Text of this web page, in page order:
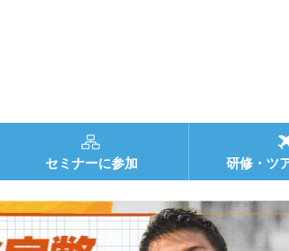
セミナーに参加 研修・ツ